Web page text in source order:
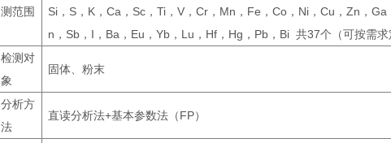
测范围
Si，S，K，Ca，Sc，Ti，V，Cr，Mn，Fe，Co，Ni，Cu，Zn，
n，Sb，I，Ba，Eu，Yb，Lu，Hf，Hg，Pb，Bi 共37个（可按需求
检测对
象
固体、粉末
分析方
法
直读分析法+基本参数法（FP）